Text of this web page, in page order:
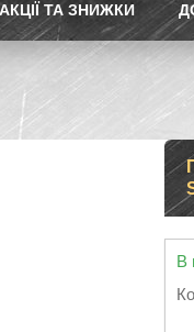
АКЦІЇ ТА ЗНИЖКИ
В